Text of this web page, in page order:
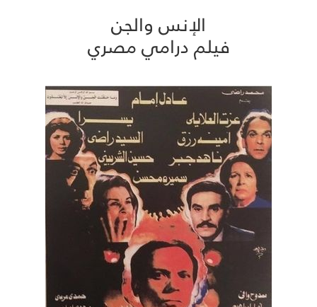
الإنس والجن
فيلم درامي مصري